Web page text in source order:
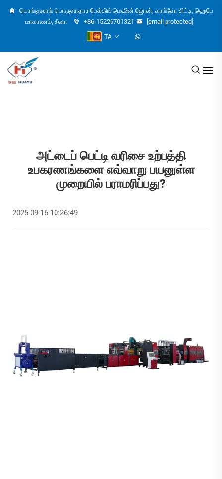
டொங்குவாங் பொருளாதார பேக்கிங் மெஷின் ஜோன், காங்சோ சிட்டி, ஹெபே
மாகாணம், சீனா
+86-15226701321
[email protected]
TA
அட்டைப் பெட்டி வரிசை உற்பத்தி
உபகரணங்களை எவ்வாறு பயனுள்ள
முறையில் பராமரிப்பது?
2025-09-16 10:26:49